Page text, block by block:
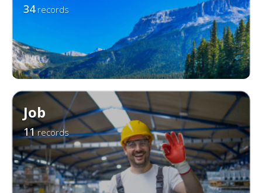
34records
Job
11records